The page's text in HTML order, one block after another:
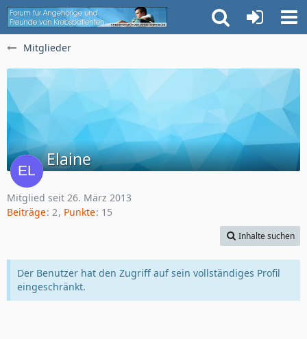
Mitglieder
Elaine
Mitglied seit 26. März 2013
Beiträge 2 Punkte 15
Inhalte suchen
Der Benutzer hat den Zugriff auf sein vollständiges Profil
eingeschränkt.